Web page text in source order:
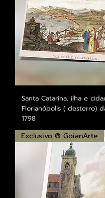
Santa Catarina, ilha e
Florianópolis ( desterro)
1798
Exclusivo ® GoianArte